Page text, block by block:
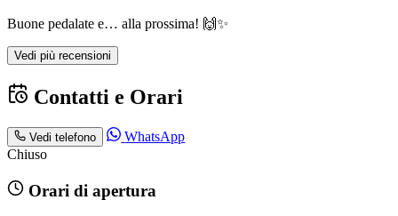
Buone pedalate e… alla prossima! 🙌✨
Vedi più recensioni
Contatti e Orari
Vedi telefono
WhatsApp
Chiuso
Orari di apertura